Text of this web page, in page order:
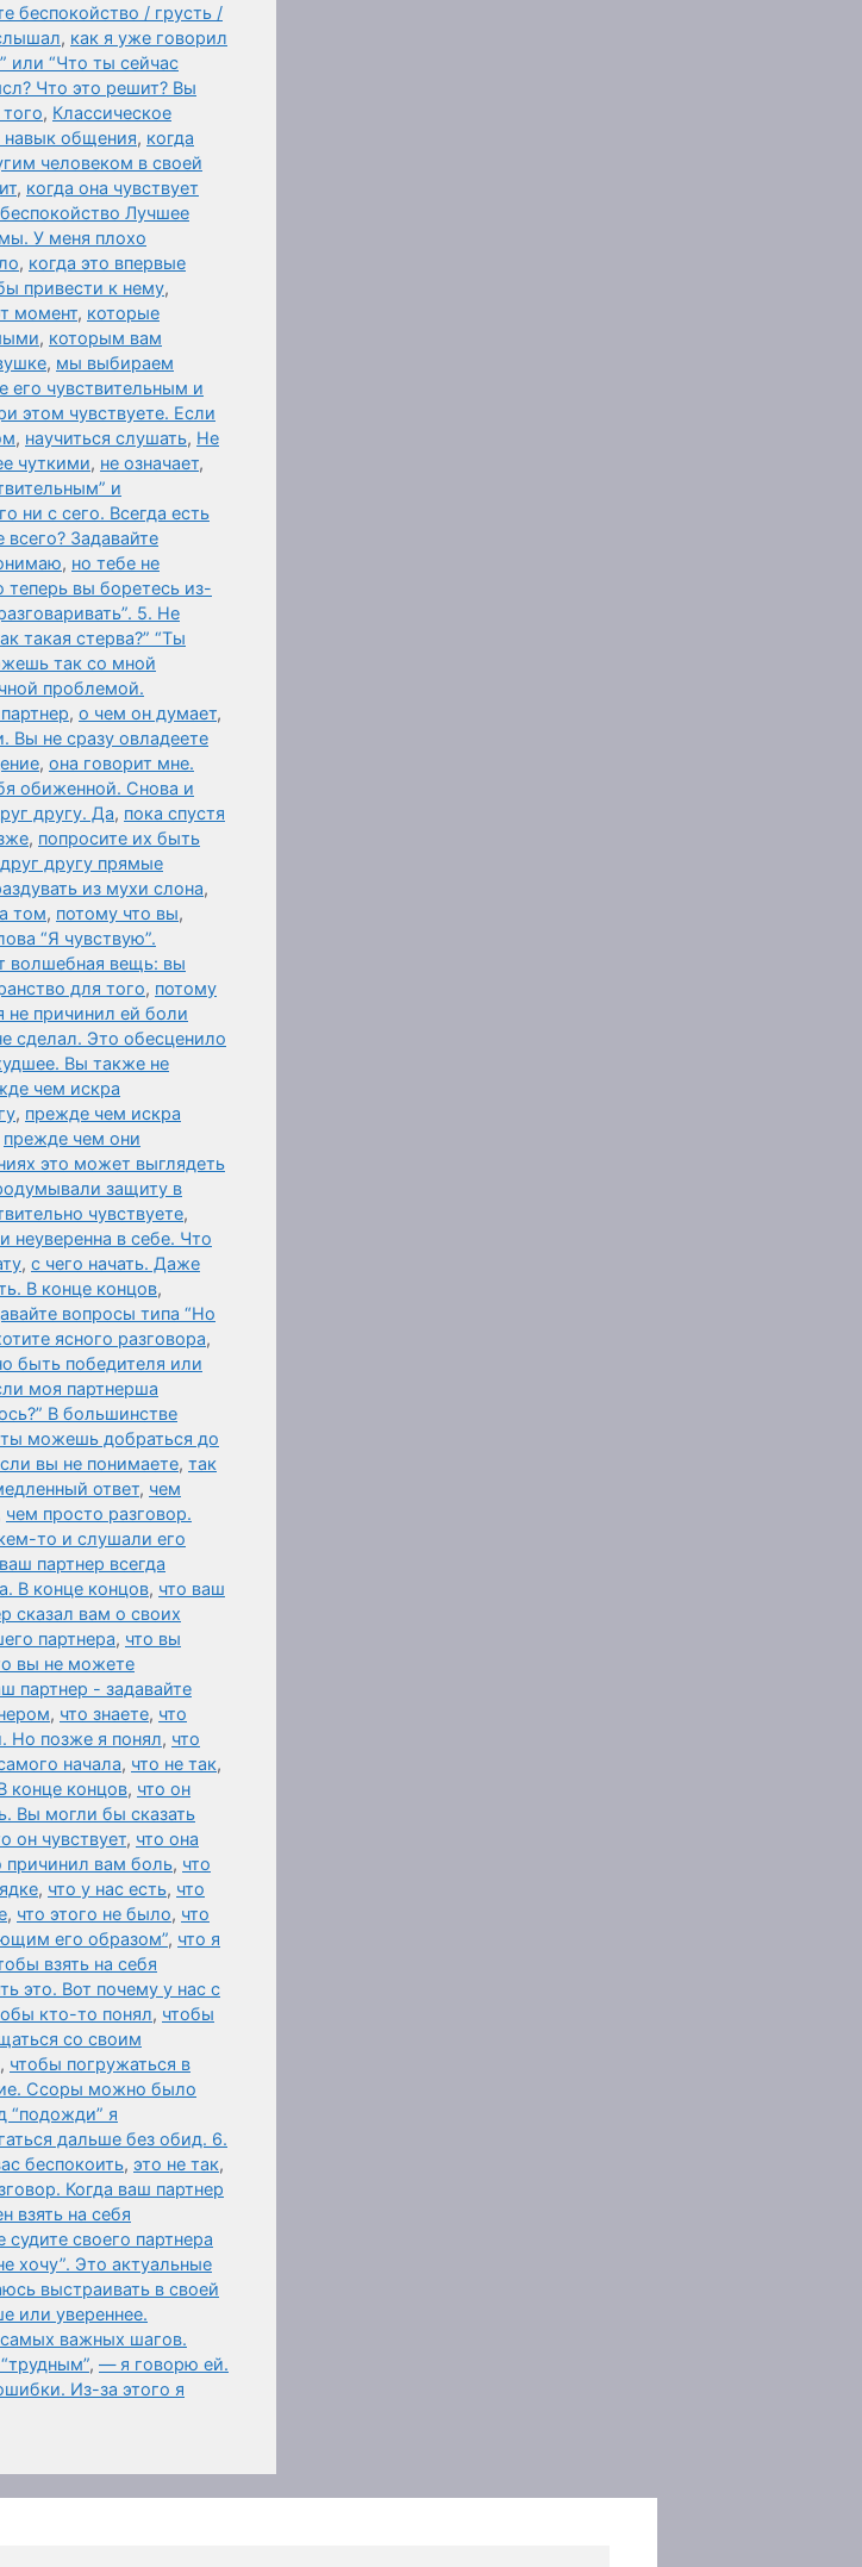
беспокойство / грусть /
, как я уже говорил
или “Что ты сейчас
Что это решит? Вы
, Классическое
навык общения, когда
человеком в своей
, когда она чувствует
Лучшее
У меня плохо
, когда это впервые
привести к нему,
момент, которые
, которым вам
, мы выбираем
его чувствительным и
этом чувствуете. Если
, научиться слушать, Не
чуткими, не означает,
и
ни с сего. Всегда есть
Задавайте
, но тебе не
теперь вы боретесь из-
5. Не
такая стерва?” “Ты
так со мной
проблемой.
, о чем он думает,
Вы не сразу овладеете
, она говорит мне.
обиженной. Снова и
другу. Да, пока спустя
, попросите их быть
другу прямые
из мухи слона,
том, потому что вы,
“Я чувствую”.
волшебная вещь: вы
для того, потому
не причинил ей боли
сделал. Это обесценило
Вы также не
чем искра
, прежде чем искра
прежде чем они
это может выглядеть
защиту в
чувствуете,
неуверенна в себе. Что
, с чего начать. Даже
В конце концов,
вопросы типа “Но
ясного разговора,
быть победителя или
моя партнерша
В большинстве
ты можешь добраться до
вы не понимаете, так
ответ, чем
чем просто разговор.
то и слушали его
партнер всегда
В конце концов, что ваш
сказал вам о своих
партнера, что вы
вы не можете
партнер - задавайте
, что знаете, что
Но позже я понял, что
начала, что не так,
конце концов, что он
Вы могли бы сказать
он чувствует, что она
причинил вам боль, что
, что у нас есть, что
, что этого не было, что
его образом”, что я
взять на себя
это. Вот почему у нас с
кто-то понял, чтобы
со своим
, чтобы погружаться в
Ссоры можно было
“подожди” я
дальше без обид. 6.
беспокоить, это не так,
Когда ваш партнер
взять на себя
своего партнера
хочу”. Это актуальные
выстраивать в своей
или увереннее.
важных шагов.
, — я говорю ей.
Из-за этого я